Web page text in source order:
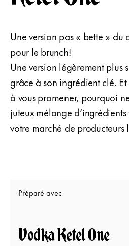
Une version pas « bette » du
pour le brunch!
Une version légèrement plus
grâce à son ingrédient clé. Et
à vous promener, pourquoi
juteux mélange
votre marché de producteurs
Préparé avec
Vodka Ketel One